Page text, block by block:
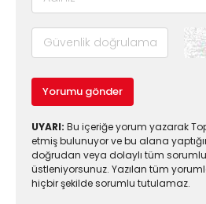
Yorumu gönder
UYARI: Bu içeriğe yorum yazarak
etmiş bulunuyor ve bu alana
doğrudan veya dolaylı tüm
üstleniyorsunuz. Yazılan tüm
hiçbir şekilde sorumlu tutulamaz.